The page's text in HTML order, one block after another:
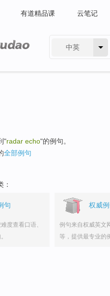
有道精品课 云笔记
中英
"radar echo"的例句。
全部例句
：
句
度查看口语、
权威
例句来自权威英文
等，提供最专业的